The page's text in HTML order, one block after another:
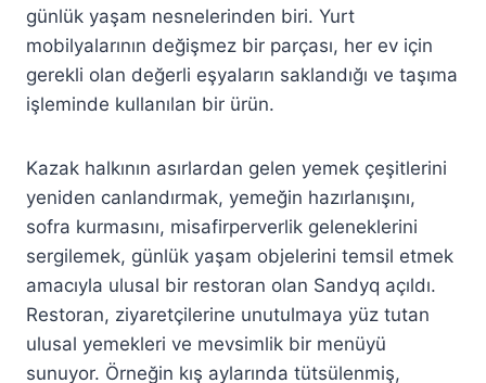
günlük yaşam nesnelerinden biri. Yurt
mobilyalarının değişmez bir parçası, her ev için
gerekli olan değerli eşyaların saklandığı ve taşıma
işleminde kullanılan bir ürün.
Kazak halkının asırlardan gelen yemek çeşitlerini
yeniden canlandırmak, yemeğin hazırlanışını,
sofra kurmasını, misafirperverlik geleneklerini
sergilemek, günlük yaşam objelerini temsil etmek
amacıyla ulusal bir restoran olan Sandyq açıldı.
Restoran, ziyaretçilerine unutulmaya yüz tutan
ulusal yemekleri ve mevsimlik bir menüyü
sunuyor. Örneğin kış aylarında tütsülenmiş,